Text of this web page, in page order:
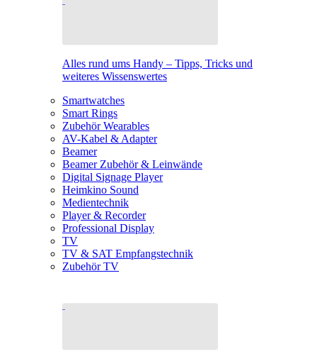
Alles rund ums Handy – Tipps, Tricks und
weiteres Wissenswertes
Smartwatches
Smart Rings
Zubehör Wearables
AV-Kabel & Adapter
Beamer
Beamer Zubehör & Leinwände
Digital Signage Player
Heimkino Sound
Medientechnik
Player & Recorder
Professional Display
TV
TV & SAT Empfangstechnik
Zubehör TV